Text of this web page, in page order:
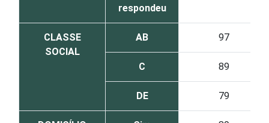
respondeu
CLASSE
SOCIAL
AB 97
C 89
DE 79